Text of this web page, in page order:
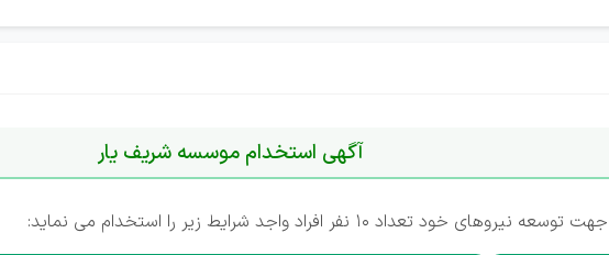
آگهی استخدام موسسه شریف یار
جهت توسعه نیروهای خود تعداد 10 نفر افراد واجد شرایط زیر را استخدام می نماید :